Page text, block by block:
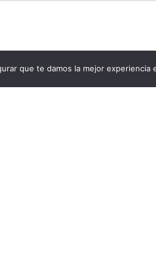
que te damos la mejor